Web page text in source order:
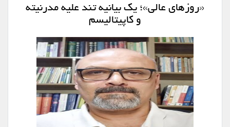
«روزهای عالی»؛ یک بیانیه تند علیه مدرنیته
و کاپیتالیسم